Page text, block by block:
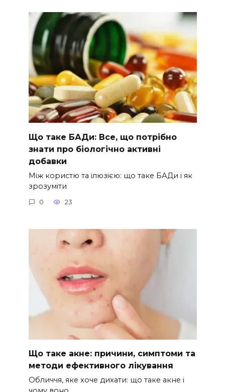
Що таке БАДи: Все, що потрібно
знати про біологічно активні
добавки
Між користю та ілюзією: що таке БАДи і як
зрозуміти
0 23
Що таке акне: причини, симптоми та
методи ефективного лікування
Обличчя, яке хоче дихати: що таке акне і